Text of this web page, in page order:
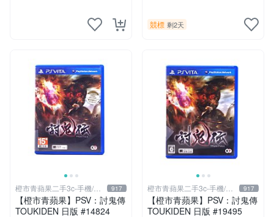
競標 剩2天
橙市青蘋果二手3c-手機/相
機
917
【橙市青蘋果】PSV：討鬼傳
TOUKIDEN 日版 #14824
橙市青蘋果二手3c-手機/相
機
917
【橙市青蘋果】PSV：討鬼傳
TOUKIDEN 日版 #19495